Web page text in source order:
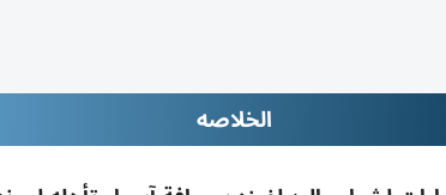
الخلاصه